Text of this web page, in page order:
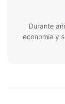
Durante
economía y